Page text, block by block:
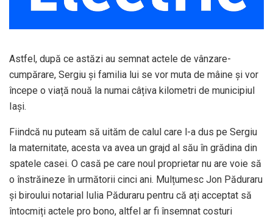
Astfel, după ce astăzi au semnat actele de vânzare-
cumpărare, Sergiu și familia lui se vor muta de mâine și vor
începe o viață nouă la numai câțiva kilometri de municipiul
Iași.
Fiindcă nu puteam să uităm de calul care l-a dus pe Sergiu
la maternitate, acesta va avea un grajd al său în grădina din
spatele casei. O casă pe care noul proprietar nu are voie să
o înstrăineze în următorii cinci ani. Mulțumesc Jon Păduraru
și biroului notarial Iulia Păduraru pentru că ați acceptat să
întocmiți actele pro bono, altfel ar fi însemnat costuri